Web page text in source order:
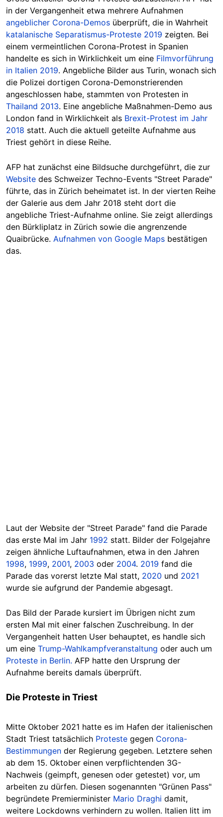
in der Vergangenheit etwa mehrere Aufnahmen
angeblicher Corona-Demos überprüft, die in Wahrheit
katalanische Separatismus-Proteste 2019 zeigten. Bei
einem vermeintlichen Corona-Protest in Spanien
handelte es sich in Wirklichkeit um eine Filmvorführung
in Italien 2019. Angebliche Bilder aus Turin, wonach sich
die Polizei dortigen Corona-Demonstrierenden
angeschlossen habe, stammten von Protesten in
Thailand 2013. Eine angebliche Maßnahmen-Demo aus
London fand in Wirklichkeit als Brexit-Protest im Jahr
2018 statt. Auch die aktuell geteilte Aufnahme aus
Triest gehört in diese Reihe.
AFP hat zunächst eine Bildsuche durchgeführt, die zur
Website des Schweizer Techno-Events "Street Parade"
führte, das in Zürich beheimatet ist. In der vierten Reihe
der Galerie aus dem Jahr 2018 steht dort die
angebliche Triest-Aufnahme online. Sie zeigt allerdings
den Bürkliplatz in Zürich sowie die angrenzende
Quaibrücke. Aufnahmen von Google Maps bestätigen
das.
Laut der Website der "Street Parade" fand die Parade
das erste Mal im Jahr 1992 statt. Bilder der Folgejahre
zeigen ähnliche Luftaufnahmen, etwa in den Jahren
1998, 1999, 2001, 2003 oder 2004. 2019 fand die
Parade das vorerst letzte Mal statt, 2020 und 2021
wurde sie aufgrund der Pandemie abgesagt.
Das Bild der Parade kursiert im Übrigen nicht zum
ersten Mal mit einer falschen Zuschreibung. In der
Vergangenheit hatten User behauptet, es handle sich
um eine Trump-Wahlkampfveranstaltung oder auch um
Proteste in Berlin. AFP hatte den Ursprung der
Aufnahme bereits damals überprüft.
Die Proteste in Triest
Mitte Oktober 2021 hatte es im Hafen der italienischen
Stadt Triest tatsächlich Proteste gegen Corona-
Bestimmungen der Regierung gegeben. Letztere sehen
ab dem 15. Oktober einen verpflichtenden 3G-
Nachweis (geimpft, genesen oder getestet) vor, um
arbeiten zu dürfen. Diesen sogenannten "Grünen Pass"
begründete Premierminister Mario Draghi damit,
weitere Lockdowns verhindern zu wollen. Italien litt im